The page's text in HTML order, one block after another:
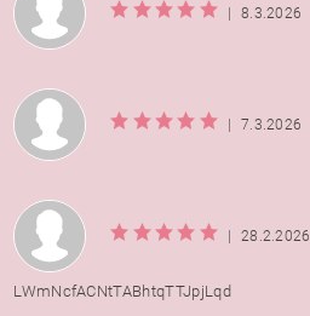
| 8.3.2026
| 7.3.2026
| 28.2.2026
LWmNcfACNtTABhtqTTJpjLqd